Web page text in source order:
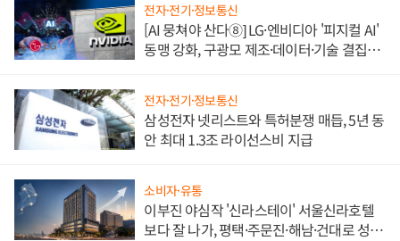
전자·전기·정보통신
[AI 뭉쳐야 산다⑧] LG·엔비디아 '피지컬 AI'
동맹 강화, 구광모 제조·데이터·기술 결집
전자·전기·정보통신
삼성전자 넷리스트와 특허분쟁 매듭, 5년 동
안 최대 1.3조 라이선스비 지급
소비자·유통
이부진 야심작 '신라스테이' 서울신라호텔
보다 잘 나가, 평택·주문진·해남·건대로 성